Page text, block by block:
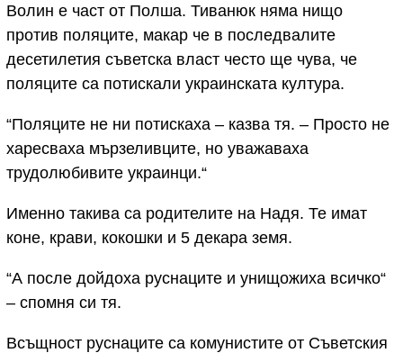
Волин е част от Полша. Тиванюк няма нищо
против поляците, макар че в последвалите
десетилетия съветска власт често ще чува, че
поляците са потискали украинската култура.
“Поляците не ни потискаха – казва тя. – Просто не
харесваха мързеливците, но уважаваха
трудолюбивите украинци.“
Именно такива са родителите на Надя. Те имат
коне, крави, кокошки и 5 декара земя.
“А после дойдоха руснаците и унищожиха всичко“
– спомня си тя.
Всъщност руснаците са комунистите от Съветския